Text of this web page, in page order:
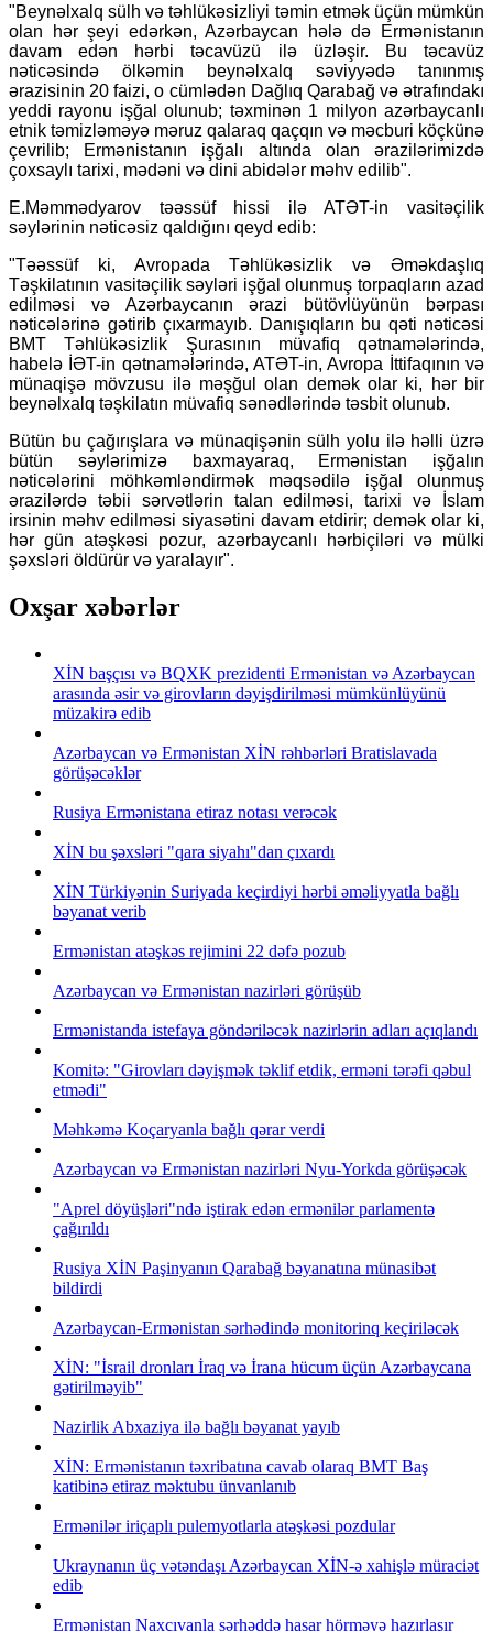
"Beynəlxalq sülh və təhlükəsizliyi təmin etmək üçün mümkün
olan hər şeyi edərkən, Azərbaycan hələ də Ermənistanın
davam edən hərbi təcavüzü ilə üzləşir. Bu təcavüz
nəticəsində ölkəmin beynəlxalq səviyyədə tanınmış
ərazisinin 20 faizi, o cümlədən Dağlıq Qarabağ və ətrafındakı
yeddi rayonu işğal olunub; təxminən 1 milyon azərbaycanlı
etnik təmizləməyə məruz qalaraq qaçqın və məcburi köçkünə
çevrilib; Ermənistanın işğalı altında olan ərazilərimizdə
çoxsaylı tarixi, mədəni və dini abidələr məhv edilib".
E.Məmmədyarov təəssüf hissi ilə ATƏT-in vasitəçilik
səylərinin nəticəsiz qaldığını qeyd edib:
"Təəssüf ki, Avropada Təhlükəsizlik və Əməkdaşlıq
Təşkilatının vasitəçilik səyləri işğal olunmuş torpaqların azad
edilməsi və Azərbaycanın ərazi bütövlüyünün bərpası
nəticələrinə gətirib çıxarmayıb. Danışıqların bu qəti nəticəsi
BMT Təhlükəsizlik Şurasının müvafiq qətnamələrində,
habelə İƏT-in qətnamələrində, ATƏT-in, Avropa İttifaqının və
münaqişə mövzusu ilə məşğul olan demək olar ki, hər bir
beynəlxalq təşkilatın müvafiq sənədlərində təsbit olunub.
Bütün bu çağırışlara və münaqişənin sülh yolu ilə həlli üzrə
bütün səylərimizə baxmayaraq, Ermənistan işğalın
nəticələrini möhkəmləndirmək məqsədilə işğal olunmuş
ərazilərdə təbii sərvətlərin talan edilməsi, tarixi və İslam
irsinin məhv edilməsi siyasətini davam etdirir; demək olar ki,
hər gün atəşkəsi pozur, azərbaycanlı hərbiçiləri və mülki
şəxsləri öldürür və yaralayır".
Oxşar xəbərlər
XİN başçısı və BQXK prezidenti Ermənistan və Azərbaycan
arasında əsir və girovların dəyişdirilməsi mümkünlüyünü
müzakirə edib
Azərbaycan və Ermənistan XİN rəhbərləri Bratislavada
görüşəcəklər
Rusiya Ermənistana etiraz notası verəcək
XİN bu şəxsləri "qara siyahı"dan çıxardı
XİN Türkiyənin Suriyada keçirdiyi hərbi əməliyyatla bağlı
bəyanat verib
Ermənistan atəşkəs rejimini 22 dəfə pozub
Azərbaycan və Ermənistan nazirləri görüşüb
Ermənistanda istefaya göndəriləcək nazirlərin adları açıqlandı
Komitə: "Girovları dəyişmək təklif etdik, erməni tərəfi qəbul
etmədi"
Məhkəmə Koçaryanla bağlı qərar verdi
Azərbaycan və Ermənistan nazirləri Nyu-Yorkda görüşəcək
"Aprel döyüşləri"ndə iştirak edən ermənilər parlamentə
çağırıldı
Rusiya XİN Paşinyanın Qarabağ bəyanatına münasibət
bildirdi
Azərbaycan-Ermənistan sərhədində monitorinq keçiriləcək
XİN: "İsrail dronları İraq və İrana hücum üçün Azərbaycana
gətirilməyib"
Nazirlik Abxaziya ilə bağlı bəyanat yayıb
XİN: Ermənistanın təxribatına cavab olaraq BMT Baş
katibinə etiraz məktubu ünvanlanıb
Ermənilər iriçaplı pulemyotlarla atəşkəsi pozdular
Ukraynanın üç vətəndaşı Azərbaycan XİN-ə xahişlə müraciət
edib
Ermənistan Naxçıvanla sərhəddə hasar hörməyə hazırlaşır